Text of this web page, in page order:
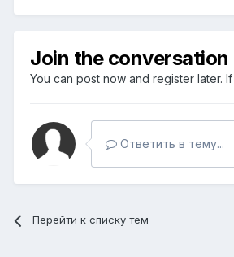
Join the conversation
You can post now and register later.
Ответить в тему...
Перейти к списку тем